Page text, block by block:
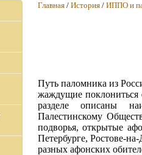
Главная / История / ИППО и
Путь паломника из
жаждущие поклониться
разделе описаны
Палестинскому
подворья, открытые
Петербурге, Ростове-
разных афонских